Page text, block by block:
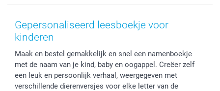
Herroepingsrecht
Privacy
Reviews
Prijslijst
Investor Relations
Mijn orderstatus
smartbonus
service@smartphoto.nl
Affiliate partnerprogramma
Partnerships
Baby
Moederdag
Huwelijk
Gepersonaliseerd leesboekje voor
kinderen
Maak en bestel gemakkelijk en snel een namenboekje
met de naam van je kind, baby en oogappel. Creëer zelf
een leuk en persoonlijk verhaal, weergegeven met
verschillende dierenversjes voor elke letter van de